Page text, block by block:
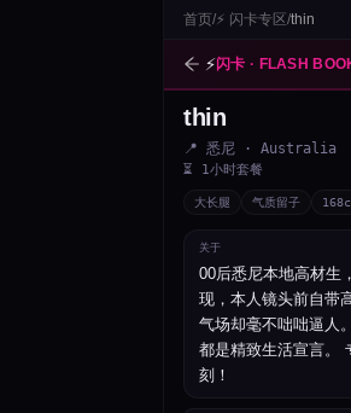
首页/⚡ 闪卡专区/thin
⚡闪卡 · FLASH
thin
📍 悉尼 · Australia
⏳ 1小时套餐
大长腿 气质留子 168
关于
00后悉尼本地高材生
现，本人镜头前自带
气场却毫不咄咄逼人
都是精致生活宣言。
刻！